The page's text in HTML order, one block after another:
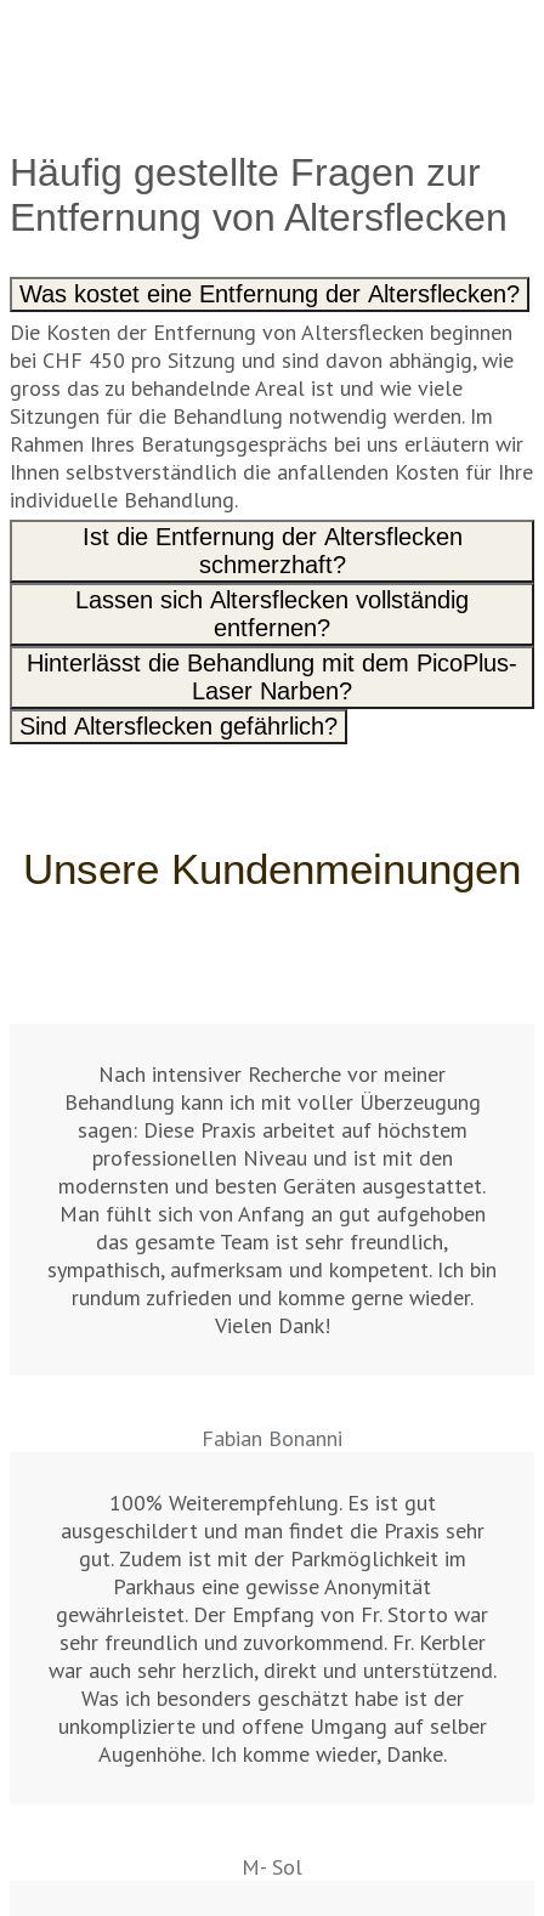
Häufig gestellte Fragen zur
Entfernung von Altersflecken
Was kostet eine Entfernung der Altersflecken?
Die Kosten der Entfernung von Altersflecken beginnen
bei CHF 450 pro Sitzung und sind davon abhängig, wie
gross das zu behandelnde Areal ist und wie viele
Sitzungen für die Behandlung notwendig werden. Im
Rahmen Ihres Beratungsgesprächs bei uns erläutern wir
Ihnen selbstverständlich die anfallenden Kosten für Ihre
individuelle Behandlung.
Ist die Entfernung der Altersflecken
schmerzhaft?
Lassen sich Altersflecken vollständig
entfernen?
Hinterlässt die Behandlung mit dem PicoPlus-
Laser Narben?
Sind Altersflecken gefährlich?
Unsere Kundenmeinungen
Nach intensiver Recherche vor meiner
Behandlung kann ich mit voller Überzeugung
sagen: Diese Praxis arbeitet auf höchstem
professionellen Niveau und ist mit den
modernsten und besten Geräten ausgestattet.
Man fühlt sich von Anfang an gut aufgehoben
das gesamte Team ist sehr freundlich,
sympathisch, aufmerksam und kompetent. Ich bin
rundum zufrieden und komme gerne wieder.
Vielen Dank!
Fabian Bonanni
100% Weiterempfehlung. Es ist gut
ausgeschildert und man findet die Praxis sehr
gut. Zudem ist mit der Parkmöglichkeit im
Parkhaus eine gewisse Anonymität
gewährleistet. Der Empfang von Fr. Storto war
sehr freundlich und zuvorkommend. Fr. Kerbler
war auch sehr herzlich, direkt und unterstützend.
Was ich besonders geschätzt habe ist der
unkomplizierte und offene Umgang auf selber
Augenhöhe. Ich komme wieder, Danke.
M- Sol